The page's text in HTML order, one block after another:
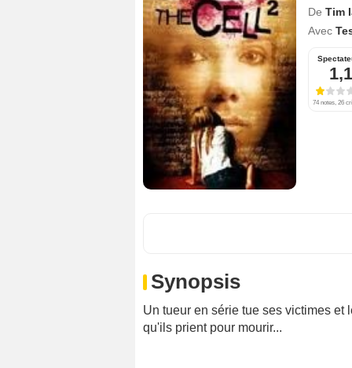
De Tim
Avec
1,1
74 notes, 26
Synopsis
Un tueur en série tue ses victimes
qu'ils prient pour mourir...